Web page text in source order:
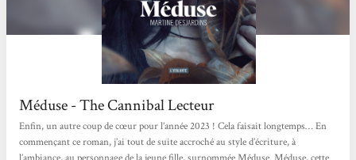
Méduse - The Cannibal Lecteur
Enfin, un autre coup de cœur pour l’année 2023 ! Cela faisait longtemps… En
commençant ce roman, j’ai tout de suite accroché au style d’écriture, à